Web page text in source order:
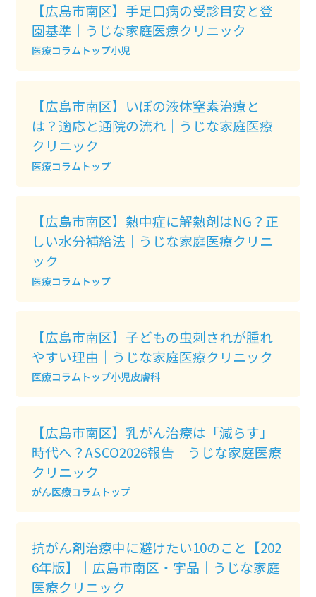
【広島市南区】手足口病の受診目安と登
園基準｜うじな家庭医療クリニック
医療コラムトップ小児
【広島市南区】いぼの液体窒素治療と
は？適応と通院の流れ｜うじな家庭医療
クリニック
医療コラムトップ
【広島市南区】熱中症に解熱剤はNG？正
しい水分補給法｜うじな家庭医療クリニ
ック
医療コラムトップ
【広島市南区】子どもの虫刺されが腫れ
やすい理由｜うじな家庭医療クリニック
医療コラムトップ小児皮膚科
【広島市南区】乳がん治療は「減らす」
時代へ？ASCO2026報告｜うじな家庭医療
クリニック
がん医療コラムトップ
抗がん剤治療中に避けたい10のこと【202
6年版】｜広島市南区・宇品｜うじな家庭
医療クリニック